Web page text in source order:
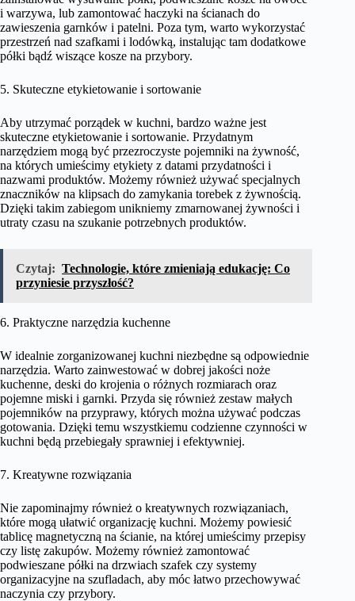
i warzywa, lub zamontować haczyki na ścianach do
zawieszenia garnków i patelni. Poza tym, warto wykorzystać
przestrzeń nad szafkami i lodówką, instalując tam dodatkowe
półki bądź wiszące kosze na przybory.
5. Skuteczne etykietowanie i sortowanie
Aby utrzymać porządek w kuchni, bardzo ważne jest
skuteczne etykietowanie i sortowanie. Przydatnym
narzędziem mogą być przezroczyste pojemniki na żywność,
na których umieścimy etykiety z datami przydatności i
nazwami produktów. Możemy również używać specjalnych
znaczników na klipsach do zamykania torebek z żywnością.
Dzięki takim zabiegom unikniemy zmarnowanej żywności i
utraty czasu na szukanie potrzebnych produktów.
Czytaj: Technologie, które zmieniają edukację: Co
przyniesie przyszłość?
6. Praktyczne narzędzia kuchenne
W idealnie zorganizowanej kuchni niezbędne są odpowiednie
narzędzia. Warto zainwestować w dobrej jakości noże
kuchenne, deski do krojenia o różnych rozmiarach oraz
pojemne miski i garnki. Przyda się również zestaw małych
pojemników na przyprawy, których można używać podczas
gotowania. Dzięki temu wszystkiemu codzienne czynności w
kuchni będą przebiegały sprawniej i efektywniej.
7. Kreatywne rozwiązania
Nie zapominajmy również o kreatywnych rozwiązaniach,
które mogą ułatwić organizację kuchni. Możemy powiesić
tablicę magnetyczną na ścianie, na której umieścimy przepisy
czy listę zakupów. Możemy również zamontować
podwieszane półki na drzwiach szafek czy systemy
organizacyjne na szufladach, aby móc łatwo przechowywać
naczynia czy przybory.